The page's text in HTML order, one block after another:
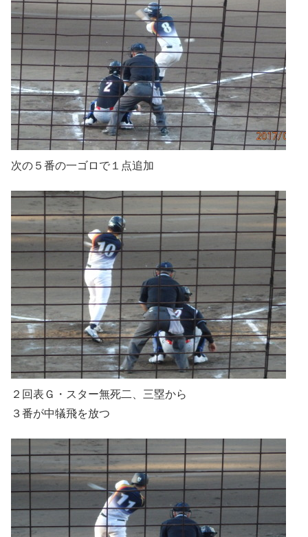
次の５番の一ゴロで１点追加
２回表Ｇ・スター無死二、三塁から
３番が中犠飛を放つ